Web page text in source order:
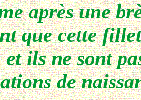
après une
que cette
ils ne sont
de